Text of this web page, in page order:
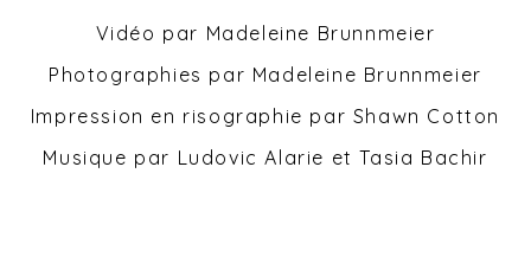
Vidéo par Madeleine Brunnmeier
Photographies par Madeleine Brunnmeier
Impression en risographie par Shawn Cotton
Musique par Ludovic Alarie et Tasia Bachir